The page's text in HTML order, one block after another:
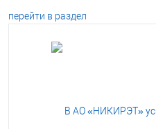
перейти в раздел